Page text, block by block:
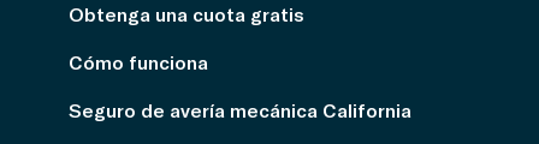
Obtenga una cuota gratis
Cómo funciona
Seguro de avería mecánica California